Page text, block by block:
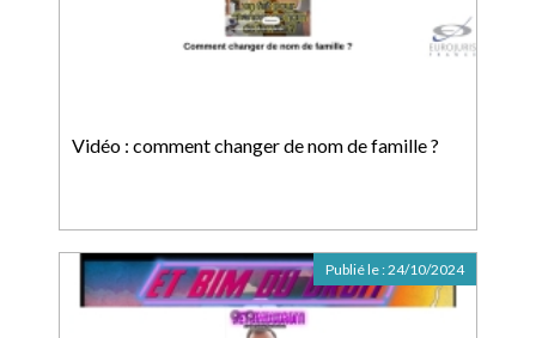
Vidéo : comment changer de nom de famille ?
Publié le :24/10/2024